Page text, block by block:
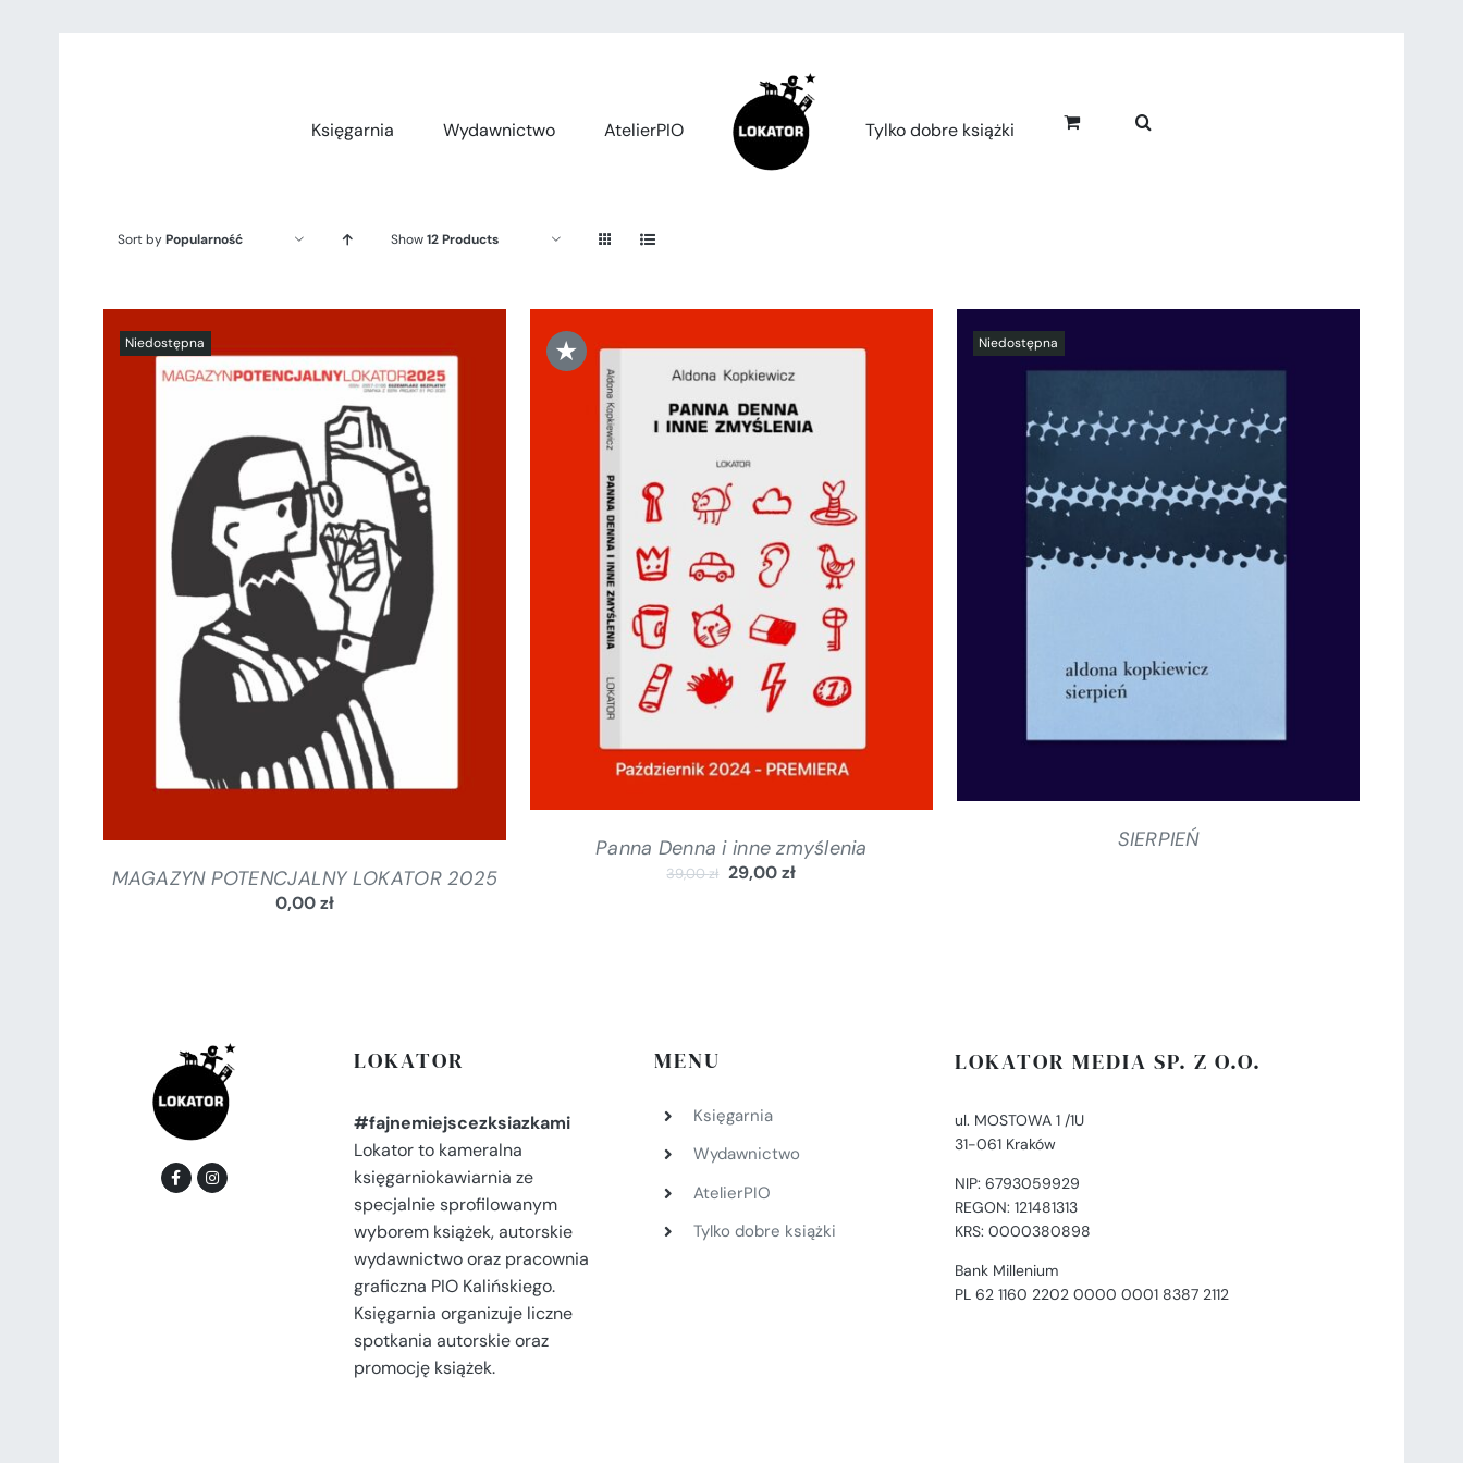
Księgarnia
Wydawnictwo AtelierPIO Tylko dobre książki
Sort byPopularność Show12 Products
SZCZEGÓŁY
MAGAZYN POTENCJALNY LOKATOR 2025
0,00zł
★
DODAJ DO KOSZYKA / SZCZEGÓŁY
Panna Denna i inne zmyślenia
39,00zł 29,00zł
SZCZEGÓŁY
SIERPIEŃ
LOKATOR
#fajnemiejscezksiazkami
Lokator to kameralna
księgarniokawiarnia ze
specjalnie sprofilowanym
wyborem książek, autorskie
wydawnictwo oraz pracownia
graficzna PIO Kalińskiego.
Księgarnia organizuje liczne
spotkania autorskie oraz
promocję książek.
MENU
Księgarnia
Wydawnictwo
AtelierPIO
Tylko dobre książki
LOKATOR MEDIA SP. Z O.O.
ul. MOSTOWA 1 /1U
31-061 Kraków
NIP: 6793059929
REGON: 121481313
KRS: 0000380898
Bank Millenium
PL 62 1160 2202 0000 0001 8387 2112